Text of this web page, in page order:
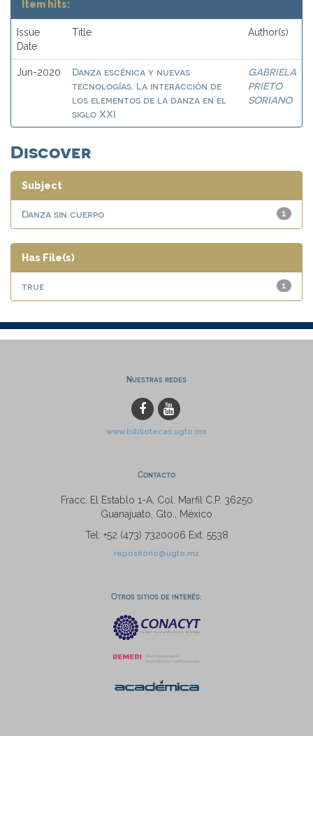
Item hits:
Issue
Date
Title Author(s)
Jun-2020
Danza escénica y nuevas
tecnologías. La interacción de
los elementos de la danza en el
siglo XXI
GABRIELA
PRIETO
SORIANO
Discover
Subject
1
Danza sin cuerpo
Has File(s)
1
true
Nuestras redes
www.bibliotecas.ugto.mx
Contacto
Fracc. El Establo 1-A, Col. Marfil C.P. 36250
Guanajuato, Gto., México
Tel: +52 (473) 7320006 Ext. 5538
repositorio@ugto.mx
Otros sitios de interés: